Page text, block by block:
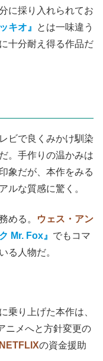
に採り入れられてお
キオ』
とは一味違う
十分耐え得る作品だ
ビで良くみかけ馴染
。手作りの温かみは
象だが、本作をみる
ルな質感に驚く。
める。
ウェス・アン
Mr. Fox』 でもコマ
る人物だ。
乗り上げた本作は、
ニメへと方針変更の
NETFLIXの資金援助